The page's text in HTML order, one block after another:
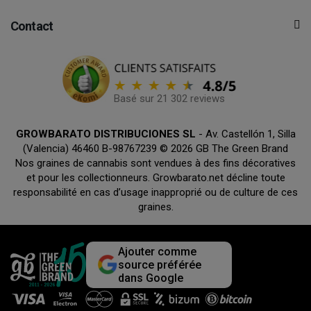
Contact
Basé sur 21 302 reviews
GROWBARATO DISTRIBUCIONES SL - Av. Castellón 1, Silla
(Valencia) 46460 B-98767239 © 2026 GB The Green Brand
Nos graines de cannabis sont vendues à des fins décoratives
et pour les collectionneurs. Growbarato.net décline toute
responsabilité en cas d’usage inapproprié ou de culture de ces
graines.
Ajouter comme
source préférée
dans Google